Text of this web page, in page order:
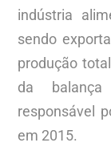
indústria
sendo
produção
da
responsável
em 2015.